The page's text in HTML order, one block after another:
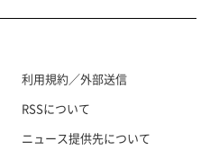
利用規約／外部送信
RSSについて
ニュース提供先について